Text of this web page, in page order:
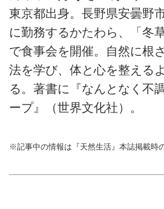
東京都出身。長野県安曇野
に勤務するかたわら、「冬
で食事会を開催。自然に根
法を学び、体と心を整える
る。著書に『なんとなく不
ープ』（世界文化社）。
※記事中の情報は『天然生活』本誌掲載時